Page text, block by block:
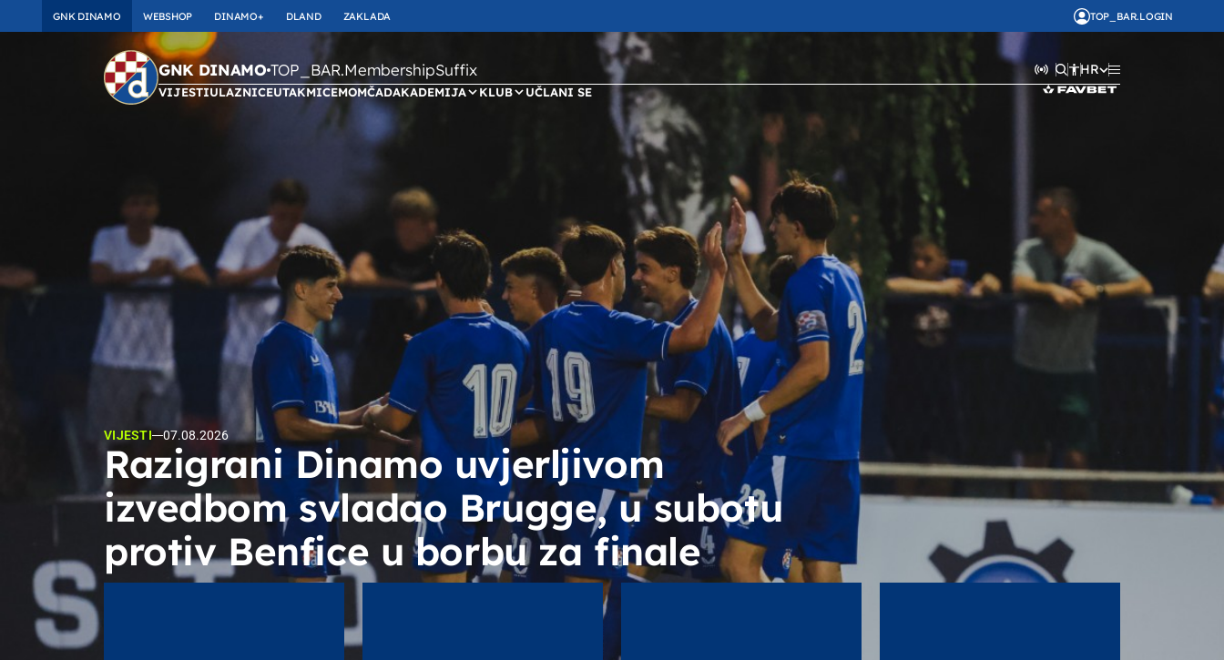
GNK DINAMO WEBSHOP DINAMO+ DLAND ZAKLADA TOP_BAR.LOGIN
GNK DINAMO TOP_BAR.MembershipSuffix HR
VIJESTIULAZNICEUTAKMICEMOMČADAKADEMIJA KLUB UČLANI SE
VIJESTI 07.08.2026
Razigrani Dinamo uvjerljivom
izvedbom svladao Brugge, u subotu
protiv Benfice u borbu za finale